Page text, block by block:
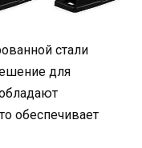
стали
для
обеспечивает